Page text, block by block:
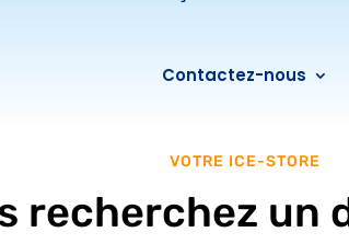
Contactez-nous
VOTRE ICE-STORE
recherchez un